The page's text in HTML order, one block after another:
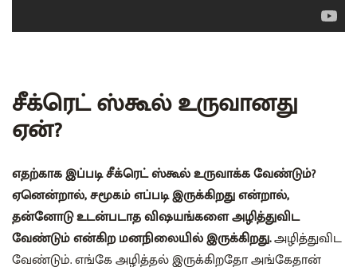
சீக்ரெட் ஸ்கூல் உருவானது
ஏன்?
எதற்காக இப்படி சீக்ரெட் ஸ்கூல் உருவாக்க வேண்டும்?
ஏனென்றால், சமூகம் எப்படி இருக்கிறது என்றால்,
தன்னோடு உடன்படாத விஷயங்களை அழித்துவிட
வேண்டும் என்கிற மனநிலையில் இருக்கிறது.அழித்துவிட
வேண்டும். எங்கே அழித்தல் இருக்கிறதோ அங்கேதான்